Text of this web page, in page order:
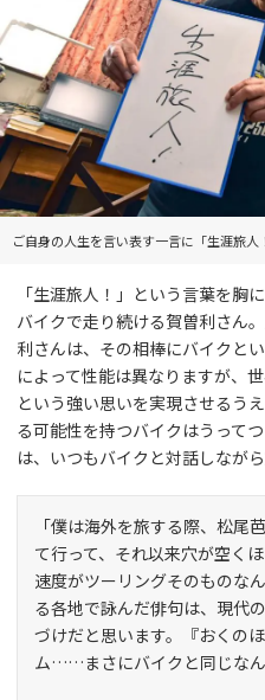
ご自身の人生を言い表す一言に「生涯旅
「生涯旅人！」という言葉を胸
バイクで走り続ける賀曽利さん
利さんは、その相棒にバイクと
によって性能は異なりますが、
という強い思いを実現させるう
る可能性を持つバイクはうって
は、いつもバイクと対話しなが
「僕は海外を旅する際、松尾
て行って、それ以来穴が空く
速度がツーリングそのものな
る各地で詠んだ俳句は、現代
づけだと思います。『おくの
ム……まさにバイクと同じなん